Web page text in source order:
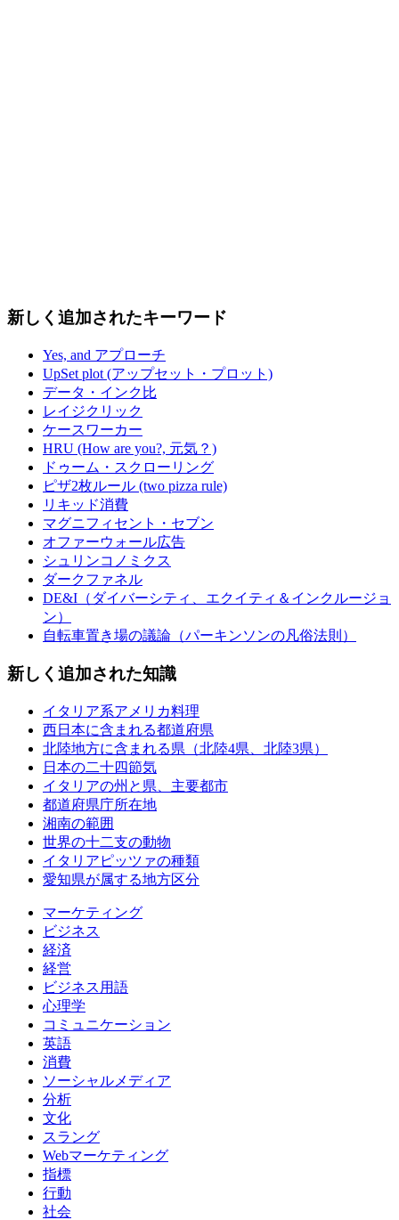
新しく追加されたキーワード
Yes, and アプローチ
UpSet plot (アップセット・プロット)
データ・インク比
レイジクリック
ケースワーカー
HRU (How are you?, 元気？)
ドゥーム・スクローリング
ピザ2枚ルール (two pizza rule)
リキッド消費
マグニフィセント・セブン
オファーウォール広告
シュリンコノミクス
ダークファネル
DE&I（ダイバーシティ、エクイティ＆インクルージョ
ン）
自転車置き場の議論（パーキンソンの凡俗法則）
新しく追加された知識
イタリア系アメリカ料理
西日本に含まれる都道府県
北陸地方に含まれる県（北陸4県、北陸3県）
日本の二十四節気
イタリアの州と県、主要都市
都道府県庁所在地
湘南の範囲
世界の十二支の動物
イタリアピッツァの種類
愛知県が属する地方区分
マーケティング
ビジネス
経済
経営
ビジネス用語
心理学
コミュニケーション
英語
消費
ソーシャルメディア
分析
文化
スラング
Webマーケティング
指標
行動
社会